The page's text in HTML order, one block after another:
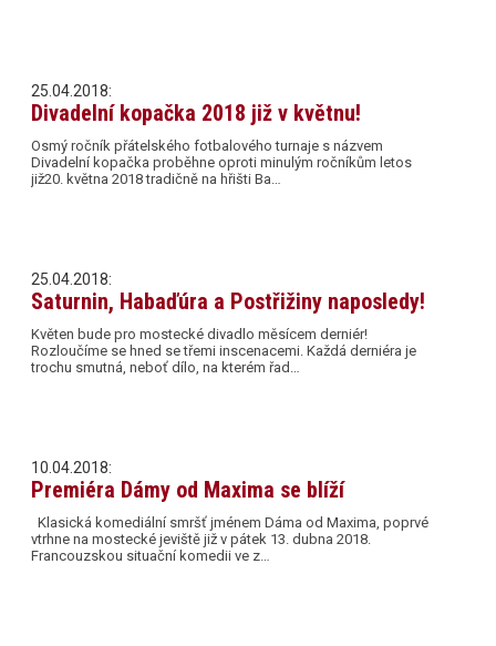
25.04.2018:
Divadelní kopačka 2018 již v květnu!
Osmý ročník přátelského fotbalového turnaje s názvem
Divadelní kopačka proběhne oproti minulým ročníkům letos
již20. května 2018 tradičně na hřišti Ba…
25.04.2018:
Saturnin, Habaďúra a Postřižiny naposledy!
Květen bude pro mostecké divadlo měsícem derniér!
Rozloučíme se hned se třemi inscenacemi. Každá derniéra je
trochu smutná, neboť dílo, na kterém řad…
10.04.2018:
Premiéra Dámy od Maxima se blíží
Klasická komediální smršť jménem Dáma od Maxima, poprvé
vtrhne na mostecké jeviště již v pátek 13. dubna 2018.
Francouzskou situační komedii ve z…